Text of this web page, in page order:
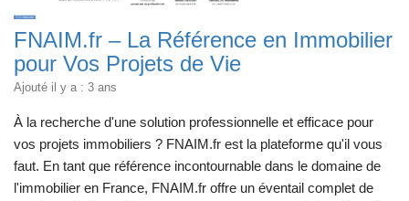
FNAIM.fr – La Référence en Immobilier
pour Vos Projets de Vie
Ajouté il y a : 3 ans
À la recherche d'une solution professionnelle et efficace pour
vos projets immobiliers ? FNAIM.fr est la plateforme qu'il vous
faut. En tant que référence incontournable dans le domaine de
l'immobilier en France, FNAIM.fr offre un éventail complet de